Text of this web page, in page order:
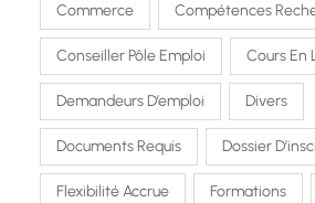
Commerce Compétences
Conseiller Pôle Emploi Cours En
Demandeurs D’emploi Divers
Documents Requis Dossier
Flexibilité Accrue Formations